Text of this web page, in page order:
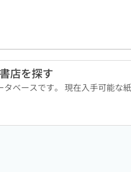
店を探す
ベースです。 現在入手可能な